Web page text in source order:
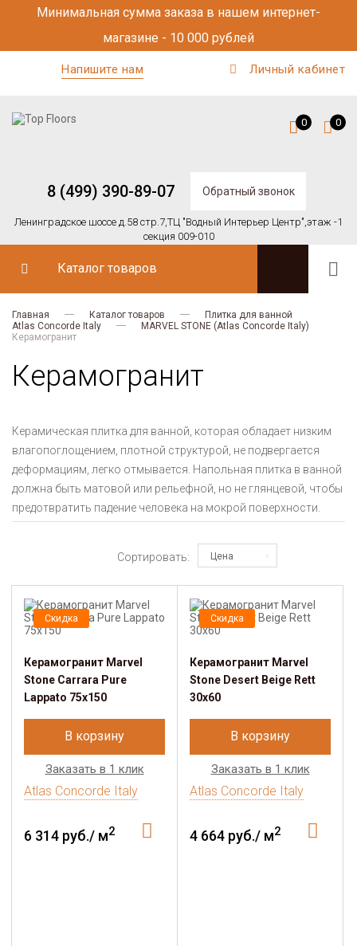
Минимальная сумма заказа в нашем интернет-
магазине - 10 000 рублей
Напишите нам Личный кабинет
8 (499) 390-89-07 Обратный звонок
Ленинградское шоссе д.58 стр.7,ТЦ "Водный Интерьер Центр",этаж -1
секция 009-010
0 0
Каталог товаров
Главная Каталог товаров
Плитка для ванной
Atlas Concorde Italy
MARVEL STONE (Atlas Concorde Italy)
Керамогранит
Керамогранит
Керамическая плитка для ванной, которая обладает низким
влагопоглощением, плотной структурой, не подвергается
деформациям, легко отмывается. Напольная плитка в ванной
должна быть матовой или рельефной, но не глянцевой, чтобы
предотвратить падение человека на мокрой поверхности.
Сортировать: Цена
Скидка
Керамогранит Marvel
Stone Carrara Pure
Lappato 75x150
В корзину
Заказать в 1 клик
Atlas Concorde Italy
6 314 руб./ м2
Скидка
Керамогранит Marvel
Stone Desert Beige Rett
30x60
В корзину
Заказать в 1 клик
Atlas Concorde Italy
4 664 руб./ м2